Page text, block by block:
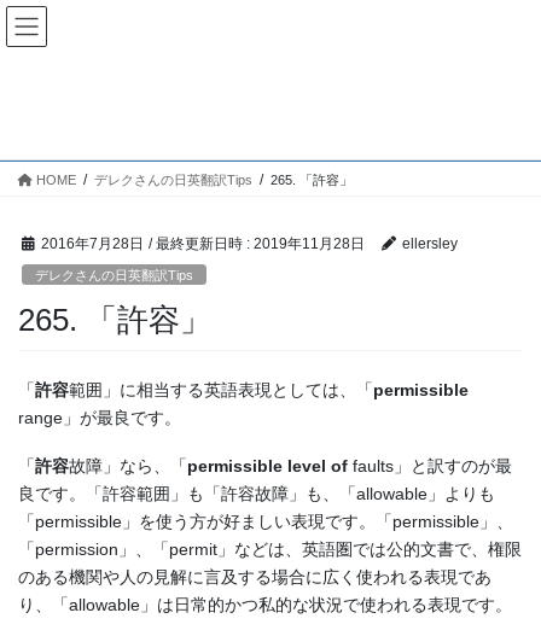
コ
ン
ス
ナ
ビ
ン
HOME デレクさんの日英翻訳Tips 265. 「許容」
2016年7月28日 / 最終更新日時 : 2019年11月28日 ellersley
デレクさんの日英翻訳Tips
265. 「許容」
「許容範囲」に相当する英語表現としては、「permissible
range」が最良です。
「許容故障」なら、「permissible level of faults」と訳すのが最
良です。「許容範囲」も「許容故障」も、「allowable」よりも
「permissible」を使う方が好ましい表現です。「permissible」、
「permission」、「permit」などは、英語圏では公的文書で、権限
のある機関や人の見解に言及する場合に広く使われる表現であ
り、「allowable」は日常的かつ私的な状況で使われる表現です。